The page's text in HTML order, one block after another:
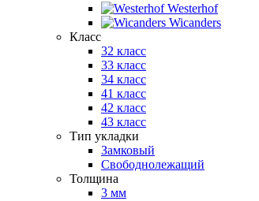
Westerhof
Wicanders
Класс
32 класс
33 класс
34 класс
41 класс
42 класс
43 класс
Тип укладки
Замковый
Свободнолежащий
Толщина
3 мм